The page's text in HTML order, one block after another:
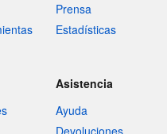
Prensa
Estadísticas
Asistencia
Ayuda
Devoluciones